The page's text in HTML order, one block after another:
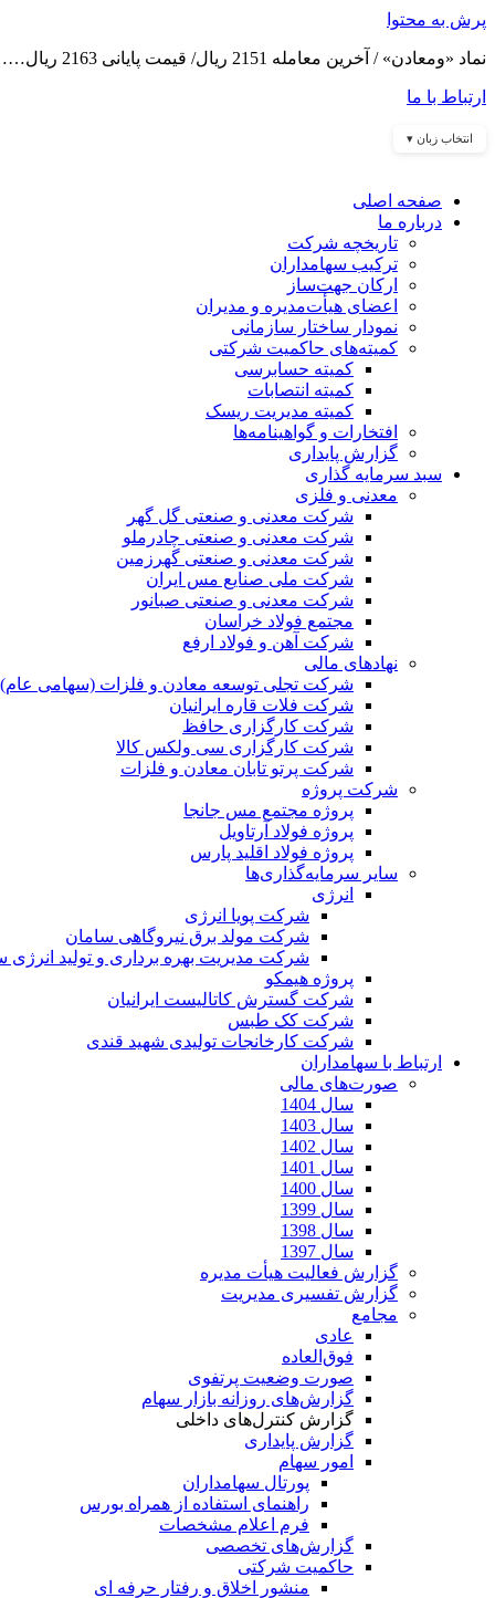
پرش به محتوا
نماد «ومعادن» / آخرین معامله 2151 ریال/ قیمت پایانی 2163 ریال……
ارتباط با ما
انتخاب زبان ▾
صفحه اصلی
درباره ما
تاریخچه شرکت
ترکیب سهامداران
ارکان جهت‌ساز
اعضای هیأت‌مدیره و مدیران
نمودار ساختار سازمانی
کمیته‌های حاکمیت شرکتی
کمیته حسابرسی
کمیته انتصابات
کمیته مدیریت ریسک
افتخارات و گواهینامه‌ها
گزارش پایداری
سبد سرمایه گذاری
معدنی و فلزی
شرکت معدنی و صنعتی گل گهر
شرکت معدنی و صنعتی چادرملو
شرکت معدنی و صنعتی گهرزمین
شرکت ملی صنایع مس ایران
شرکت معدنی و صنعتی صبانور
مجتمع فولاد خراسان
شرکت آهن و فولاد ارفع
نهادهای مالی
شرکت تجلی توسعه معادن و فلزات (سهامی عام)
شرکت فلات قاره ایرانیان
شرکت کارگزاری حافظ
شرکت کارگزاری سی ولکس کالا
شرکت پرتو تابان معادن و فلزات
شرکت پروژه
پروژه مجتمع مس جانجا
پروژه فولاد آرتاویل
پروژه فولاد اقلید پارس
سایر سرمایه‌گذاری‌ها
انرژی
شرکت پویا انرژی
شرکت مولد برق نیروگاهی سامان
شرکت مدیریت بهره برداری و تولید انرژی
پروژه هیمکو
شرکت گسترش کاتالیست ایرانیان
شرکت کک طبس
شرکت کارخانجات تولیدی شهید قندی
ارتباط با سهامداران
صورت‌های مالی
سال 1404
سال 1403
سال 1402
سال 1401
سال 1400
سال 1399
سال 1398
سال 1397
گزارش فعالیت هیأت مدیره
گزارش تفسیری مدیریت
مجامع
عادی
فوق‌العاده
صورت وضعیت پرتفوی
گزارش‌های روزانه بازار سهام
گزارش کنترل‌های داخلی
گزارش پایداری
امور سهام
پورتال سهامداران
راهنمای استفاده از همراه بورس
فرم اعلام مشخصات
گزارش‌های تخصصی
حاکمیت شرکتی
منشور اخلاق و رفتار حرفه­ ای